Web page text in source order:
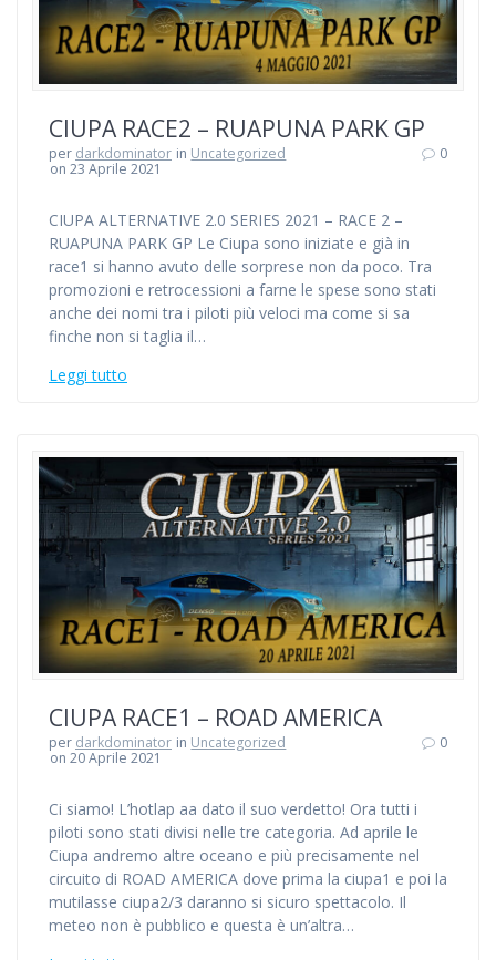
CIUPA RACE2 – RUAPUNA PARK GP
per darkdominator in Uncategorized
on 23 Aprile 2021
0
CIUPA ALTERNATIVE 2.0 SERIES 2021 – RACE 2 –
RUAPUNA PARK GP Le Ciupa sono iniziate e già in
race1 si hanno avuto delle sorprese non da poco. Tra
promozioni e retrocessioni a farne le spese sono stati
anche dei nomi tra i piloti più veloci ma come si sa
finche non si taglia il…
Leggi tutto
CIUPA RACE1 – ROAD AMERICA
per darkdominator in Uncategorized
on 20 Aprile 2021
0
Ci siamo! L’hotlap aa dato il suo verdetto! Ora tutti i
piloti sono stati divisi nelle tre categoria. Ad aprile le
Ciupa andremo altre oceano e più precisamente nel
circuito di ROAD AMERICA dove prima la ciupa1 e poi la
mutilasse ciupa2/3 daranno si sicuro spettacolo. Il
meteo non è pubblico e questa è un’altra…